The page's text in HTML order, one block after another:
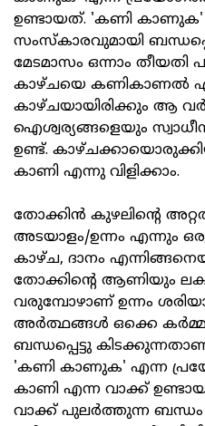
ഉണ്ടായത്. 'കണി കാണുക'
സംസ്‌കാരവുമായി
മേടമാസം ഒന്നാം
കാഴ്ചയെ കണികാണൽ
കാഴ്ചയായിരിക്കും ആ
ഐശ്വര്യങ്ങളെയും
ഉണ്ട്.
കാണി എന്നു വിളിക്കാം.
തോക്കിൻ കുഴലിന്റെ
അടയാളം/ഉന്നം എന്നും
കാഴ്ച, ദാനം
തോക്കിന്റെ ആണിയും
വരുമ്പോഴാണ് ഉന്നം
അർത്ഥങ്ങൾ ഒക്കെ
ബന്ധപ്പെട്ടു
'കണി കാണുക' എന്ന
കാണി എന്ന വാക്ക്
വാക്ക് പുലർത്തുന്ന